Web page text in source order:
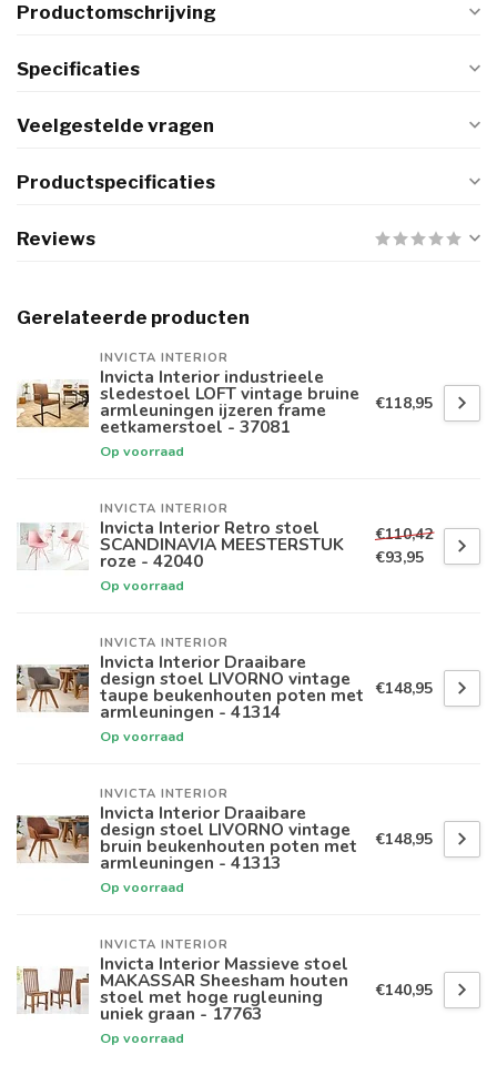
Productomschrijving
Specificaties
Veelgestelde vragen
Productspecificaties
Reviews
Gerelateerde producten
INVICTA INTERIOR
Invicta Interior industrieele
sledestoel LOFT vintage bruine
armleuningen ijzeren frame
eetkamerstoel - 37081
Op voorraad
€118,95
INVICTA INTERIOR
Invicta Interior Retro stoel
SCANDINAVIA MEESTERSTUK
roze - 42040
Op voorraad
€110,42
€93,95
INVICTA INTERIOR
Invicta Interior Draaibare
design stoel LIVORNO vintage
taupe beukenhouten poten met
armleuningen - 41314
Op voorraad
€148,95
INVICTA INTERIOR
Invicta Interior Draaibare
design stoel LIVORNO vintage
bruin beukenhouten poten met
armleuningen - 41313
Op voorraad
€148,95
INVICTA INTERIOR
Invicta Interior Massieve stoel
MAKASSAR Sheesham houten
stoel met hoge rugleuning
uniek graan - 17763
Op voorraad
€140,95